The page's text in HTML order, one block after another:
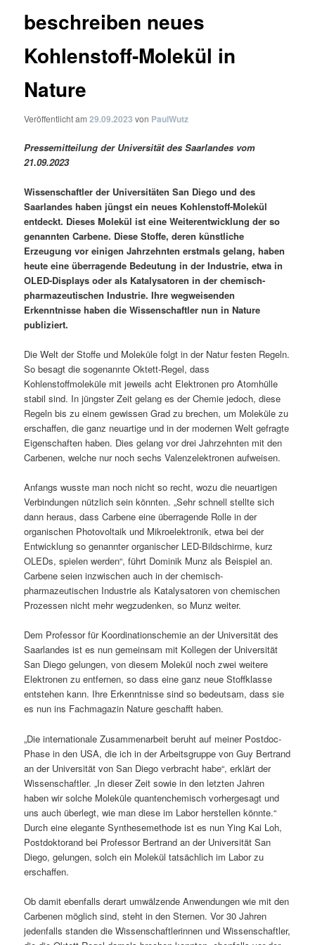
beschreiben neues
Kohlenstoff-Molekül in
Nature
Veröffentlicht am29.09.2023 von PaulWutz
Pressemitteilung der Universität des Saarlandes vom
21.09.2023
Wissenschaftler der Universitäten San Diego und des
Saarlandes haben jüngst ein neues Kohlenstoff-Molekül
entdeckt. Dieses Molekül ist eine Weiterentwicklung der so
genannten Carbene. Diese Stoffe, deren künstliche
Erzeugung vor einigen Jahrzehnten erstmals gelang, haben
heute eine überragende Bedeutung in der Industrie, etwa in
OLED-Displays oder als Katalysatoren in der chemisch-
pharmazeutischen Industrie. Ihre wegweisenden
Erkenntnisse haben die Wissenschaftler nun in Nature
publiziert.
Die Welt der Stoffe und Moleküle folgt in der Natur festen Regeln.
So besagt die sogenannte Oktett-Regel, dass
Kohlenstoffmoleküle mit jeweils acht Elektronen pro Atomhülle
stabil sind. In jüngster Zeit gelang es der Chemie jedoch, diese
Regeln bis zu einem gewissen Grad zu brechen, um Moleküle zu
erschaffen, die ganz neuartige und in der modernen Welt gefragte
Eigenschaften haben. Dies gelang vor drei Jahrzehnten mit den
Carbenen, welche nur noch sechs Valenzelektronen aufweisen.
Anfangs wusste man noch nicht so recht, wozu die neuartigen
Verbindungen nützlich sein könnten. „Sehr schnell stellte sich
dann heraus, dass Carbene eine überragende Rolle in der
organischen Photovoltaik und Mikroelektronik, etwa bei der
Entwicklung so genannter organischer LED-Bildschirme, kurz
OLEDs, spielen werden“, führt Dominik Munz als Beispiel an.
Carbene seien inzwischen auch in der chemisch-
pharmazeutischen Industrie als Katalysatoren von chemischen
Prozessen nicht mehr wegzudenken, so Munz weiter.
Dem Professor für Koordinationschemie an der Universität des
Saarlandes ist es nun gemeinsam mit Kollegen der Universität
San Diego gelungen, von diesem Molekül noch zwei weitere
Elektronen zu entfernen, so dass eine ganz neue Stoffklasse
entstehen kann. Ihre Erkenntnisse sind so bedeutsam, dass sie
es nun ins Fachmagazin Nature geschafft haben.
„Die internationale Zusammenarbeit beruht auf meiner Postdoc-
Phase in den USA, die ich in der Arbeitsgruppe von Guy Bertrand
an der Universität von San Diego verbracht habe“, erklärt der
Wissenschaftler. „In dieser Zeit sowie in den letzten Jahren
haben wir solche Moleküle quantenchemisch vorhergesagt und
uns auch überlegt, wie man diese im Labor herstellen könnte.“
Durch eine elegante Synthesemethode ist es nun Ying Kai Loh,
Postdoktorand bei Professor Bertrand an der Universität San
Diego, gelungen, solch ein Molekül tatsächlich im Labor zu
erschaffen.
Ob damit ebenfalls derart umwälzende Anwendungen wie mit den
Carbenen möglich sind, steht in den Sternen. Vor 30 Jahren
jedenfalls standen die Wissenschaftlerinnen und Wissenschaftler,